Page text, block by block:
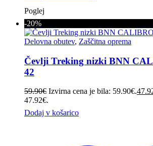
Poglej
-20%
Delovna obutev, Zaščitna oprema
Čevlji Treking nizki BNN
42
59.90€ Izvirna cena je bila: 59.90€.
47.92€.
Dodaj v košarico